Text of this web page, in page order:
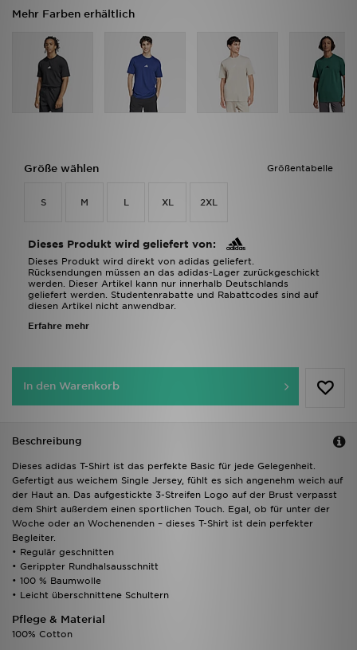
Mehr Farben erhältlich
Größentabelle
Größe wählen
S M L XL 2XL
Dieses Produkt wird geliefert von:
Dieses Produkt wird direkt von adidas geliefert.
Rücksendungen müssen an das adidas-Lager zurückgeschickt
werden. Dieser Artikel kann nur innerhalb Deutschlands
geliefert werden. Studentenrabatte und Rabattcodes sind auf
diesen Artikel nicht anwendbar.
Erfahre mehr
In den Warenkorb
Beschreibung
Dieses adidas T-Shirt ist das perfekte Basic für jede Gelegenheit.
Gefertigt aus weichem Single Jersey, fühlt es sich angenehm weich auf
der Haut an. Das aufgestickte 3-Streifen Logo auf der Brust verpasst
dem Shirt außerdem einen sportlichen Touch. Egal, ob für unter der
Woche oder an Wochenenden – dieses T-Shirt ist dein perfekter
Begleiter.
• Regulär geschnitten
• Gerippter Rundhalsausschnitt
• 100 % Baumwolle
• Leicht überschnittene Schultern
Pflege & Material
100% Cotton